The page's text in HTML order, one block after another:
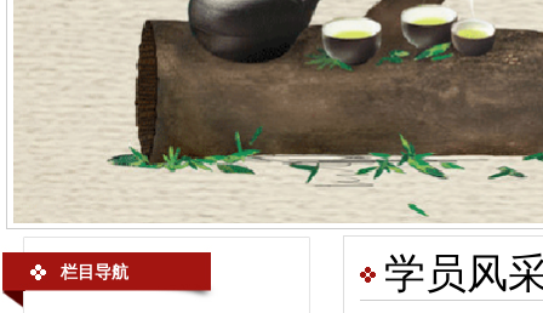
栏目导航 学员风